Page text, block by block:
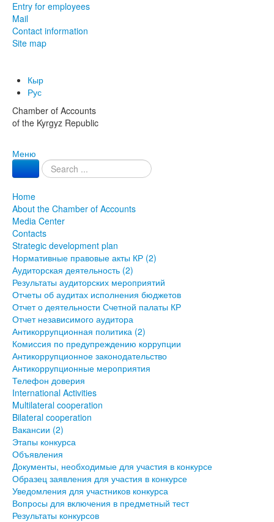
Entry for employees
Mail
Contact information
Site map
Кыр
Рус
Chamber of Accounts
of the Kyrgyz Republic
Меню
Home
About the Chamber of Accounts
Media Center
Contacts
Strategic development plan
Нормативные правовые акты КР (2)
Аудиторская деятельность (2)
Результаты аудиторских мероприятий
Отчеты об аудитах исполнения бюджетов
Отчет о деятельности Счетной палаты КР
Отчет независимого аудитора
Антикоррупционная политика (2)
Комиссия по предупреждению коррупции
Антикоррупционное законодательство
Антикоррупционные мероприятия
Телефон доверия
International Activities
Multilateral cooperation
Bilateral cooperation
Вакансии (2)
Этапы конкурса
Объявления
Документы, необходимые для участия в конкурсе
Образец заявления для участия в конкурсе
Уведомления для участников конкурса
Вопросы для включения в предметный тест
Результаты конкурсов